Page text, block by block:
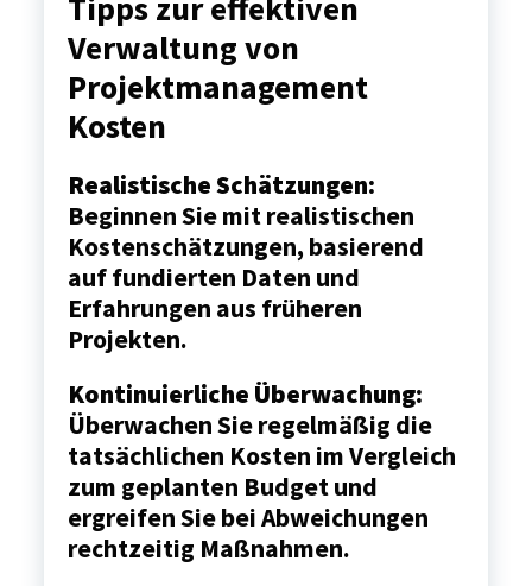
Tipps zur effektiven
Verwaltung von
Projektmanagement
Kosten
Realistische Schätzungen:
Beginnen Sie mit realistischen
Kostenschätzungen, basierend
auf fundierten Daten und
Erfahrungen aus früheren
Projekten.
Kontinuierliche Überwachung:
Überwachen Sie regelmäßig die
tatsächlichen Kosten im Vergleich
zum geplanten Budget und
ergreifen Sie bei Abweichungen
rechtzeitig Maßnahmen.